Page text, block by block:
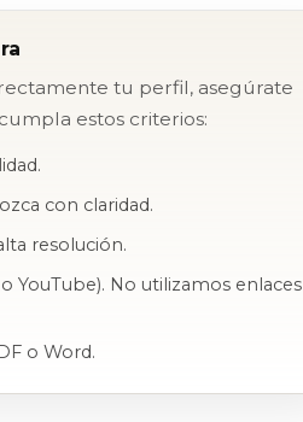
tu perfil, asegúrate
estos criterios:
con claridad.
resolución.
YouTube). No utilizamos enlaces
o Word.